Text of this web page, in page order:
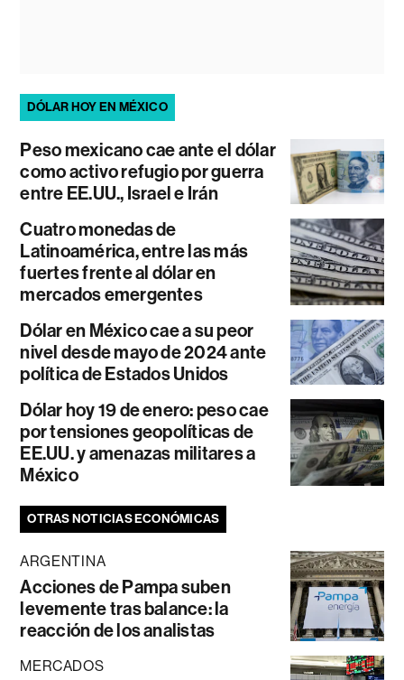
DÓLAR HOY EN MÉXICO
Peso mexicano cae ante el dólar
como activo refugio por guerra
entre EE.UU., Israel e Irán
Cuatro monedas de
Latinoamérica, entre las más
fuertes frente al dólar en
mercados emergentes
Dólar en México cae a su peor
nivel desde mayo de 2024 ante
política de Estados Unidos
Dólar hoy 19 de enero: peso cae
por tensiones geopolíticas de
EE.UU. y amenazas militares a
México
OTRAS NOTICIAS ECONÓMICAS
ARGENTINA
Acciones de Pampa suben
levemente tras balance: la
reacción de los analistas
MERCADOS